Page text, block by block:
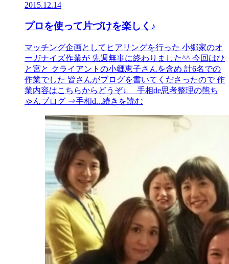
2015.12.14
プロを使って片づけを楽しく♪
マッチング企画としてヒアリングを行った 小郷家のオ
ーガナイズ作業が 先週無事に終わりました^^ 今回はひ
と宮と クライアントの小郷恵子さんを含め 計6名での
作業でした 皆さんがブログを書いてくださったので 作
業内容はこちらからどうぞ↓ 手相de思考整理の熊ち
ゃんブログ ⇒手相d...続きを読む